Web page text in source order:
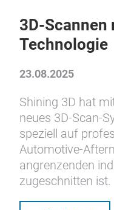
3D-
Technologie
23.08.2025
Shining 3D hat
neues 3D-Scan-
speziell auf
Automotive-
angrenzenden
zugeschnitten ist.